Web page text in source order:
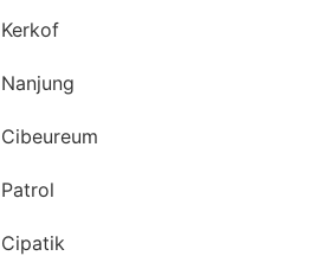
Kerkof
Nanjung
Cibeureum
Patrol
Cipatik